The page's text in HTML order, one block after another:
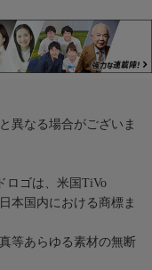
異なる場合がございま
ロゴは、米国TiVo
本国内における商標ま
等あらゆる素材の無断